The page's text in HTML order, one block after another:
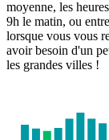
moyenne, les
9h le matin, ou
lorsque vous vous
avoir besoin d'un
les grandes villes !